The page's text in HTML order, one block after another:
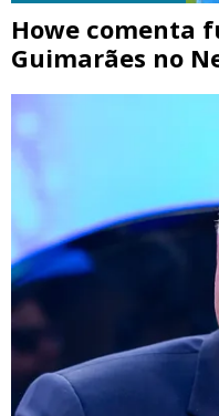
Howe comenta
Guimarães no